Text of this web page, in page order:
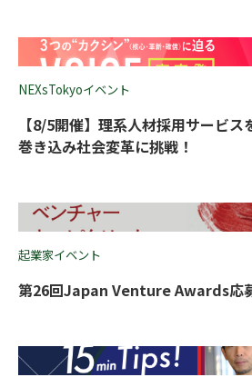
NEXsTokyoイベント
【8/5開催】理系人材採用サービ
巻き込み社会変革に挑戦！
起業家イベント
第26回Japan Venture Awards応